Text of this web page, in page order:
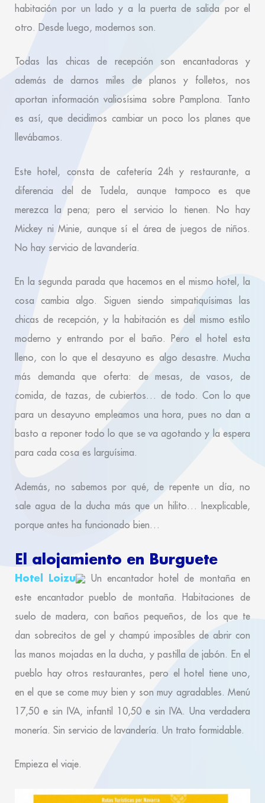
habitación por un lado y a la puerta de salida por el
otro. Desde luego, modernos son.
Todas las chicas de recepción son encantadoras y
además de darnos miles de planos y folletos, nos
aportan información valiosísima sobre Pamplona. Tanto
es así, que decidimos cambiar un poco los planes que
llevábamos.
Este hotel, consta de cafetería 24h y restaurante, a
diferencia del de Tudela, aunque tampoco es que
merezca la pena; pero el servicio lo tienen. No hay
Mickey ni Minie, aunque sí el área de juegos de niños.
No hay servicio de lavandería.
En la segunda parada que hacemos en el mismo hotel, la
cosa cambia algo. Siguen siendo simpatiquísimas las
chicas de recepción, y la habitación es del mismo estilo
moderno y entrando por el baño. Pero el hotel esta
lleno, con lo que el desayuno es algo desastre. Mucha
más demanda que oferta: de mesas, de vasos, de
comida, de tazas, de cubiertos… de todo. Con lo que
para un desayuno empleamos una hora, pues no dan a
basto a reponer todo lo que se va agotando y la espera
para cada cosa es larguísima.
Además, no sabemos por qué, de repente un día, no
sale agua de la ducha más que un hilito… Inexplicable,
porque antes ha funcionado bien…
El alojamiento en Burguete
Hotel Loizu
Un encantador hotel de montaña en
este encantador pueblo de montaña. Habitaciones de
suelo de madera, con baños pequeños, de los que te
dan sobrecitos de gel y champú imposibles de abrir con
las manos mojadas en la ducha, y pastilla de jabón. En el
pueblo hay otros restaurantes, pero el hotel tiene uno,
en el que se come muy bien y son muy agradables. Menú
17,50 e sin IVA, infantil 10,50 e sin IVA. Una verdadera
monería. Sin servicio de lavandería. Un trato formidable.
Empieza el viaje.